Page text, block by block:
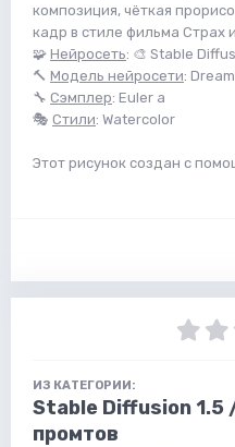
композиция, чёткая
кадр в стиле фильма Страх
🧩 Нейросеть: 🎨 Stable
🔨 Модель нейросети:
🔧 Сэмплер: Euler a
🎭 Стили: Watercolor
Этот рисунок создан с
ИЗ КАТЕГОРИИ:
Stable Diffusion 1.5
промтов